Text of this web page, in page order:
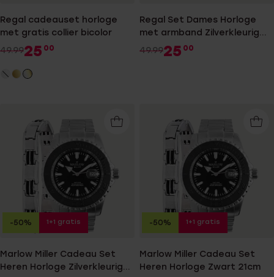
Regal cadeauset horloge
met gratis collier bicolor
49.9925 00
Regal Set Dames Horloge
met armband Zilverkleurig
RG3030-100
49.9925 00
Marlow Miller Cadeau Set
Heren Horloge Zilverkleurig
-50% 1+1 gratis
Marlow Miller Cadeau Set
Heren Horloge Zwart 21cm
-50% 1+1 gratis